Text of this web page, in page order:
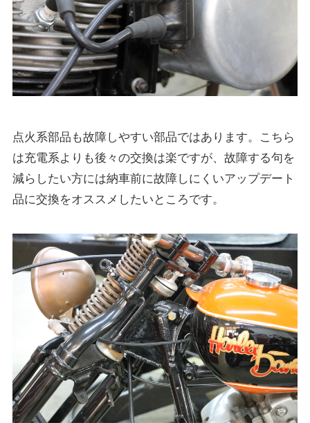
点火系部品も故障しやすい部品ではあります。こちら
は充電系よりも後々の交換は楽ですが、故障する句を
減らしたい方には納車前に故障しにくいアップデート
品に交換をオススメしたいところです。